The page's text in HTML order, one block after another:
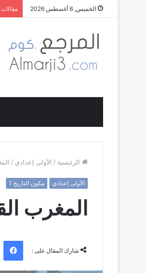
الخميس, 6 أغسطس 2026
الرئيسية / الأولى إعدادي /
الأولى إعدادي مكون التاريخ 1
المغرب
شارك المقال على :